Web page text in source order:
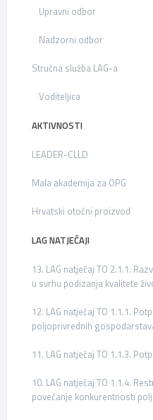
Upravni odbor
Nadzorni odbor
Stručna služba LAG-a
Voditeljica
AKTIVNOSTI
LEADER-CLLD
Mala akademija za OPG
Hrvatski otočni proizvod
LAG NATJEČAJI
13. LAG natječaj TO 2.1.1.
u svrhu podizanja kvalitete
12. LAG natječaj TO 1.1.1.
poljoprivrednih
11. LAG natječaj TO 1.1.3.
10. LAG natječaj TO 1.1.4.
povećanje konkurentnosti